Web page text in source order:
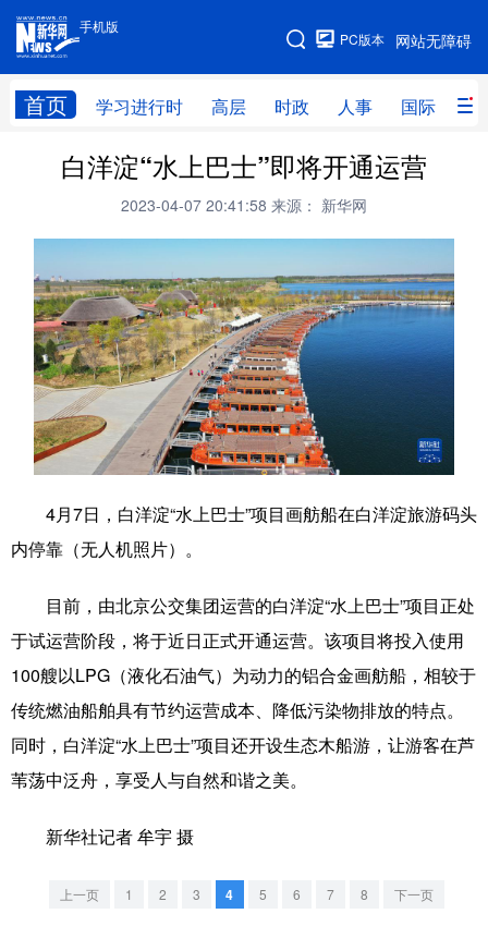
手机版
网站无障碍
PC版本
首页 学习进行时 高层 时政 人事 国际 财
手机版
网站地图
学习进行时 高层 时政 人事
财经 网评
思客智库
科技 科创 量子 体育
文化 书画 健康 军事
访谈 视频 图片
法律 中央文件 金融 汽车
学术中国 乡村振兴 银龄 溯源中国
彩票 娱乐 时尚 悦读
公益 一带一路 亚太网 上市公司
文化产业
地方频道
北京 天津
辽宁 吉林 上海 江苏
白洋淀“水上巴士”即将开通运营
2023-04-07 20:41:58 来源： 新华网
4月7日，白洋淀“水上巴士”项目画舫船在白洋淀旅游码头
内停靠（无人机照片）。
目前，由北京公交集团运营的白洋淀“水上巴士”项目正处
于试运营阶段，将于近日正式开通运营。该项目将投入使用
100艘以LPG（液化石油气）为动力的铝合金画舫船，相较于
传统燃油船舶具有节约运营成本、降低污染物排放的特点。
同时，白洋淀“水上巴士”项目还开设生态木船游，让游客在芦
苇荡中泛舟，享受人与自然和谐之美。
新华社记者 牟宇 摄
上一页 1 2 3 4 5 6 7 8 下一页